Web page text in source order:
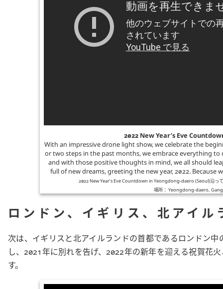
2022 New Year’s Eve
With an impressive drone light show, we celebrate the
or two steps in the past months, we embrace everything
and with those positive thoughts in mind, we all should
full of new dreams, greeting the new year, 2022.
2022 New Year’s Eve Countdown in Yeongdong-daero (Seoul)沿っ
場所： Yeongdong-daero,
ロンドン、イギリス、北アイル
次は、イギリスと北アイルランドの首都であるロンドン
し、2021年に別れを告げ、2022年の新年を迎える祝賀花
す。